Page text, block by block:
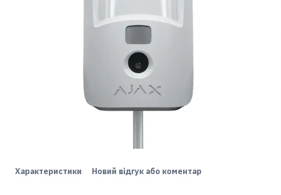
Характеристики Новий відгук або коментар